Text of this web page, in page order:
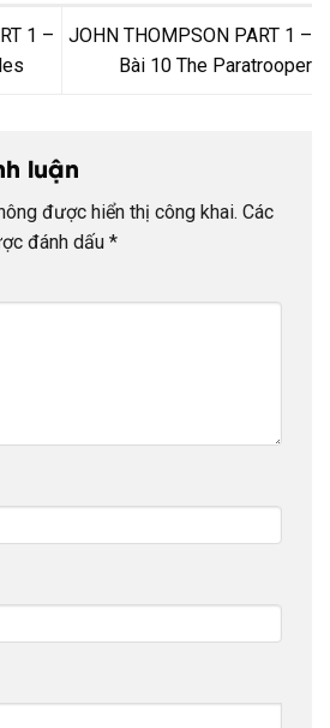
1 –
JOHN THOMPSON PART 1 –
Bài 10 The Paratrooper
luận
được hiển thị công khai. Các
đánh dấu *